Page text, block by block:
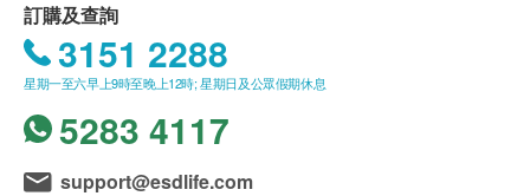
郁金提取物（郁金（印度產））、玉米澱粉、郁金、
難消化性糊精（食物纖維）/纖維素、蔗糖酯、微粒氧
化矽
顧客請於購買時輸入正確的個人資料和地址以便安
排運送
一般條款 :
Power Living 在收到客戶的訂單資料後會根據貨品
的供應情況盡快作出最後確認及安排有關送貨或自
訂購及查詢
3151 2288
星期一至六早上9時至晚上12時; 星期日及公眾假期休息
5283 4117
support@esdlife.com